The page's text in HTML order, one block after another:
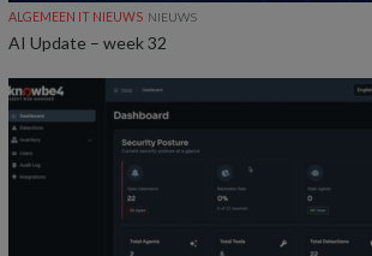
ALGEMEEN IT NIEUWS NIEUWS
AI Update – week 32